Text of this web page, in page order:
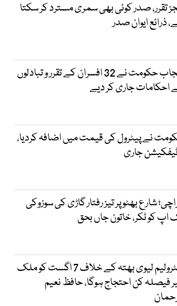
تقرر، صدر کوئی بھی سمری مسترد کر سکتا
ذرائع ایوان صدر
پنجاب حکومت نے 32 افسران کے تقرر و تبادلوں
احکامات جاری کر دیے
نے پیٹرول کی قیمت میں اضافہ کردیا،
جاری
شارع بھٹو پر تیز رفتار گاڑی کی سوزوکی
اپ کو ٹکر، خاتون جاں بحق
پیٹرولیم لیوی بھتہ کے خلاف 7 اگست کو ملک
فیصلہ کن احتجاج ہوگا، حافظ نعیم